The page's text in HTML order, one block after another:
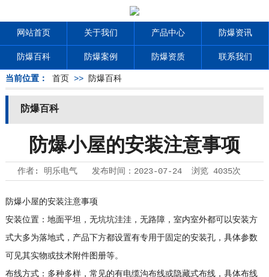
网站首页 关于我们 产品中心 防爆资讯
防爆百科 防爆案例 防爆资质 联系我们
当前位置： 首页 >> 防爆百科
防爆百科
防爆小屋的安装注意事项
作者: 明乐电气 发布时间： 2023-07-24浏览 4035次
防爆小屋的安装注意事项
安装位置：地面平坦，无坑坑洼洼，无路障，室内室外都可以安装方
式大多为落地式，产品下方都设置有专用于固定的安装孔，具体参数
可见其实物或技术附件图册等。
布线方式：多种多样，常见的有电缆沟布线或隐藏式布线，具体布线